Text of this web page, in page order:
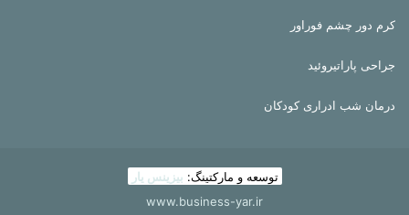
کرم دور چشم فوراور
جراحی پاراتیروئید
درمان شب ادراری کودکان
توسعه و مارکتینگ: بیزینس یار
www.business-yar.ir